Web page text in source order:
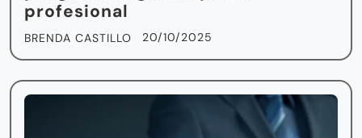
profesional
BRENDA CASTILLO 20/10/2025